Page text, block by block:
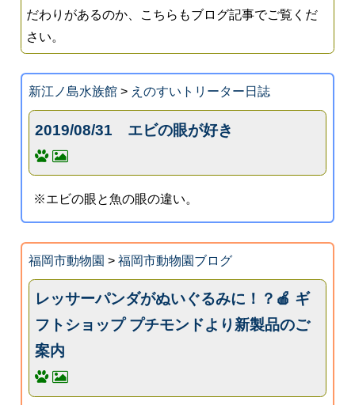
だわりがあるのか、こちらもブログ記事でご覧くだ
さい。
新江ノ島水族館> えのすいトリーター日誌
2019/08/31 エビの眼が好き
※エビの眼と魚の眼の違い。
福岡市動物園 > 福岡市動物園ブログ
レッサーパンダがぬいぐるみに！？🍎 ギ
フトショップ プチモンドより新製品のご
案内